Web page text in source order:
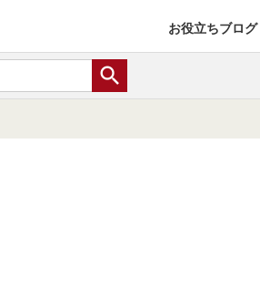
お役立ちブログ
